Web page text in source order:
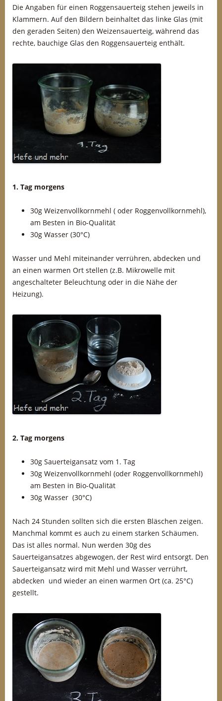
Die Angaben für einen Roggensauerteig stehen jeweils in
Klammern. Auf den Bildern beinhaltet das linke Glas (mit
den geraden Seiten) den Weizensauerteig, während das
rechte, bauchige Glas den Roggensauerteig enthält.
1. Tag morgens
30g Weizenvollkornmehl ( oder Roggenvollkornmehl),
am Besten in Bio-Qualität
30g Wasser (30°C)
Wasser und Mehl miteinander verrühren, abdecken und
an einen warmen Ort stellen (z.B. Mikrowelle mit
angeschalteter Beleuchtung oder in die Nähe der
Heizung).
2. Tag morgens
30g Sauerteigansatz vom 1. Tag
30g Weizenvollkornmehl (oder Roggenvollkornmehl)
am Besten in Bio-Qualität
30g Wasser (30°C)
Nach 24 Stunden sollten sich die ersten Bläschen zeigen.
Manchmal kommt es auch zu einem starken Schäumen.
Das ist alles normal. Nun werden 30g des
Sauerteigansatzes abgewogen, der Rest wird entsorgt. Den
Sauerteigansatz wird mit Mehl und Wasser verrührt,
abdecken und wieder an einen warmen Ort (ca. 25°C)
gestellt.